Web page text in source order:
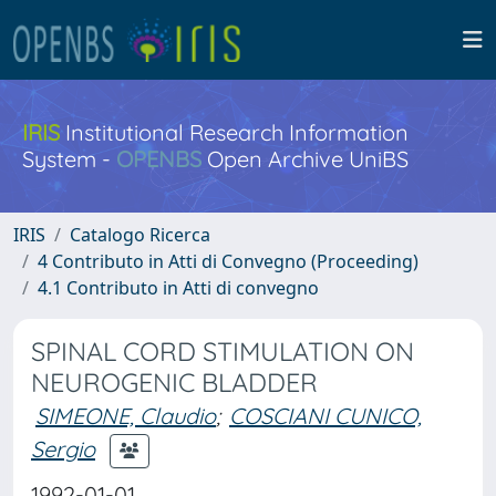
IRISInstitutional Research Information
System - OPENBS Open Archive UniBS
IRIS
Catalogo Ricerca
4 Contributo in Atti di Convegno (Proceeding)
4.1 Contributo in Atti di convegno
SPINAL CORD STIMULATION ON
NEUROGENIC BLADDER
SIMEONE, Claudio; COSCIANI CUNICO,
Sergio